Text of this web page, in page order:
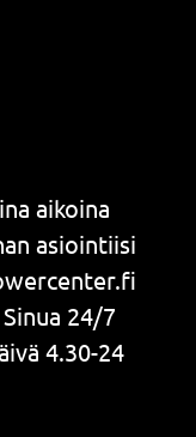
aikoina
asiointiisi
24/7
4.30-24